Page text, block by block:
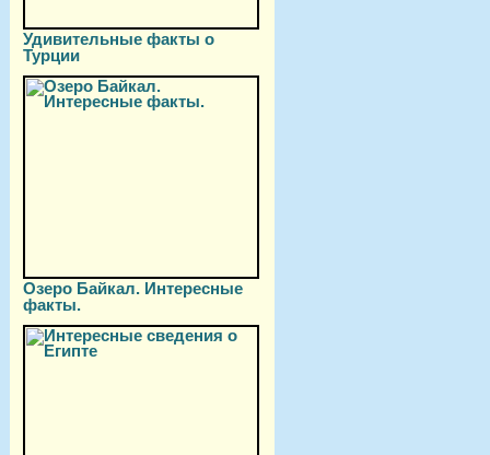
Удивительные факты о
Турции
Озеро Байкал. Интересные
факты.